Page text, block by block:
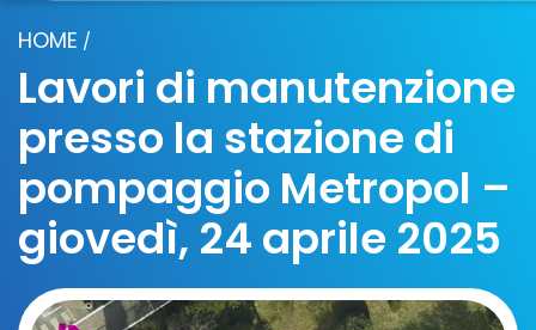
HOME /
Lavori di manutenzione
presso la stazione di
pompaggio Metropol –
giovedì, 24 aprile 2025